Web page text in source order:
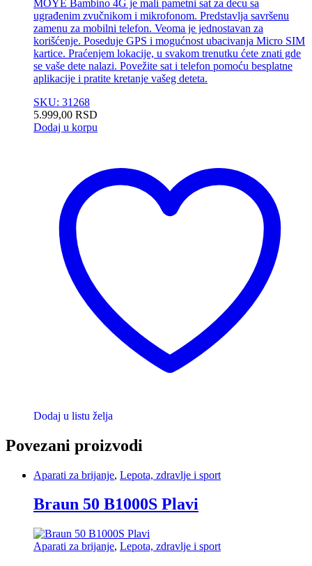
MOYE Bambino 4G je mali pametni sat za decu sa
ugrađenim zvučnikom i mikrofonom. Predstavlja savršenu
zamenu za mobilni telefon. Veoma je jednostavan za
korišćenje. Poseduje GPS i mogućnost ubacivanja Micro SIM
kartice. Praćenjem lokacije, u svakom trenutku ćete znati gde
se vaše dete nalazi. Povežite sat i telefon pomoću besplatne
aplikacije i pratite kretanje vašeg deteta.
SKU: 31268
5.999,00 RSD
Dodaj u korpu
Dodaj u listu želja
Povezani proizvodi
Aparati za brijanje, Lepota, zdravlje i sport
Braun 50 B1000S Plavi
Aparati za brijanje, Lepota, zdravlje i sport